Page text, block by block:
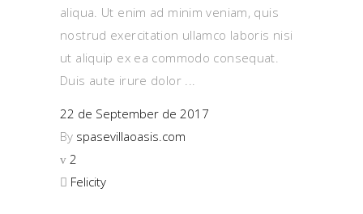
aliqua. Ut enim ad minim veniam, quis
nostrud exercitation ullamco laboris nisi
ut aliquip ex ea commodo consequat.
Duis aute irure dolor
22 de September de 2017
By spasevillaoasis.com
2
Felicity